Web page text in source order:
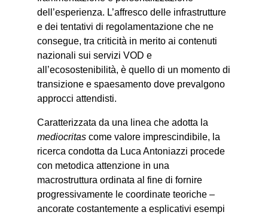
dell’esperienza. L’affresco delle infrastrutture
e dei tentativi di regolamentazione che ne
consegue, tra criticità in merito ai contenuti
nazionali sui servizi VOD e
all’ecosostenibilità, è quello di un momento di
transizione e spaesamento dove prevalgono
approcci attendisti.
Caratterizzata da una linea che adotta la
mediocritas come valore imprescindibile, la
ricerca condotta da Luca Antoniazzi procede
con metodica attenzione in una
macrostruttura ordinata al fine di fornire
progressivamente le coordinate teoriche –
ancorate costantemente a esplicativi esempi